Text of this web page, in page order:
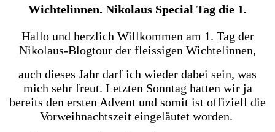
Wichtelinnen. Nikolaus Special Tag die 1.
Hallo und herzlich Willkommen am 1. Tag der
Nikolaus-Blogtour der fleissigen Wichtelinnen,
auch dieses Jahr darf ich wieder dabei sein, was
mich sehr freut. Letzten Sonntag hatten wir ja
bereits den ersten Advent und somit ist offiziell die
Vorweihnachtszeit eingeläutet worden.